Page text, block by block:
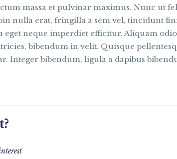
massa et pulvinar maximus. Nunc ut
nulla erat, fringilla a sem vel, tincidunt
eget neque imperdiet efficitur. Aliquam
bibendum in velit. Quisque
Integer bibendum, ligula a dapibus